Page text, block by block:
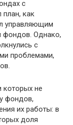
с
как
управляющим
фондов. Однако,
с
проблемами,
не
фондов,
их работы: в
доля